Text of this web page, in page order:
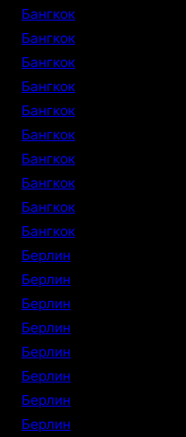
Бангкок
Бангкок
Бангкок
Бангкок
Бангкок
Бангкок
Бангкок
Бангкок
Бангкок
Бангкок
Берлин
Берлин
Берлин
Берлин
Берлин
Берлин
Берлин
Берлин